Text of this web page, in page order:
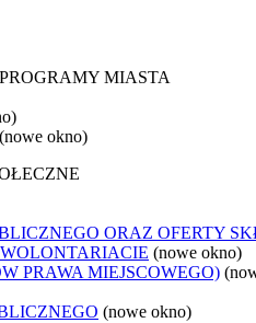
MIASTA
(nowe okno)
ORAZ OFERTY
(nowe okno)
PRAWA MIEJSCOWEGO)
(nowe okno)